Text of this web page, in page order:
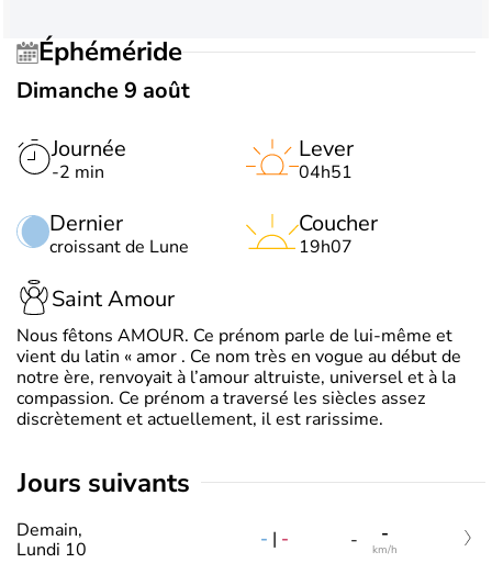
Éphéméride
Dimanche 9 août
Journée
-2 min
Dernier
croissant de Lune
Lever
04h51
Coucher
19h07
Saint Amour
Nous fêtons AMOUR. Ce prénom parle de lui-même et
vient du latin « amor . Ce nom très en vogue au début de
notre ère, renvoyait à l’amour altruiste, universel et à la
compassion. Ce prénom a traversé les siècles assez
discrètement et actuellement, il est rarissime.
jours suivants
Demain,
Lundi 10
- | - - -
km/h